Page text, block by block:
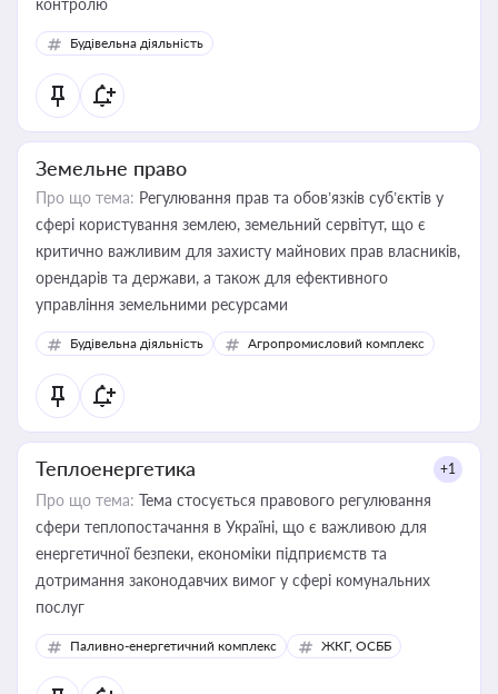
контролю
Будівельна діяльність
Земельне право
Про що тема: Регулювання прав та обов’язків суб’єктів у
сфері користування землею, земельний сервітут, що є
критично важливим для захисту майнових прав власників,
орендарів та держави, а також для ефективного
управління земельними ресурсами
Будівельна діяльність Агропромисловий комплекс
Теплоенергетика +1
Про що тема: Тема стосується правового регулювання
сфери теплопостачання в Україні, що є важливою для
енергетичної безпеки, економіки підприємств та
дотримання законодавчих вимог у сфері комунальних
послуг
Паливно-енергетичний комплекс ЖКГ, ОСББ